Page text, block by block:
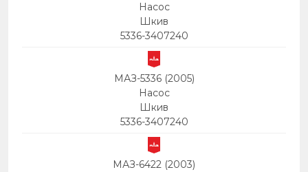
Насос
Шкив
5336-3407240
МАЗ-5336 (2005)
Насос
Шкив
5336-3407240
МАЗ-6422 (2003)